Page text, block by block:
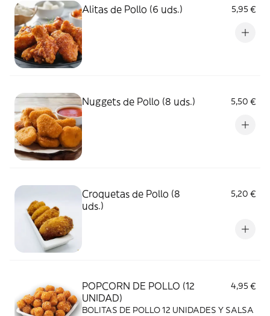
Alitas de Pollo (6 uds.) 5,95 €
Nuggets de Pollo (8 uds.) 5,50 €
Croquetas de Pollo (8
uds.)
5,20 €
POPCORN DE POLLO (12
UNIDAD)
4,95 €
BOLITAS DE POLLO 12 UNIDADES Y SALSA